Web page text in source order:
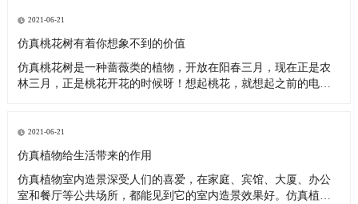
姿优美，所以深受大众的喜爱，所以仿真榕树就出现了。仿真榕
树是仿真树界最早
2021-06-21
仿真桃花树有着你想象不到的价值
仿真桃花树是一种蔷薇类的植物，开放在阳春三月，现在正是农
林三月，正是桃花开花的时候呀！想起桃花，就想起之前的电视
唯美的画面里。因为地区、地域、气温和气候的问题，导致某些
植物不能在本土进行
2021-06-21
仿真植物给生活带来的作用
仿真植物室内造景深受人们的喜爱，在家庭、宾馆、大厦、办公
室和餐厅等公共场所，都能见到它的室内造景效果好。仿真植物